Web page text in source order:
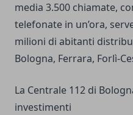
media 3.500 chiamate,
telefonate in un’ora,
milioni di abitanti
Bologna, Ferrara, Forlì-
La Centrale 112 di
investimenti